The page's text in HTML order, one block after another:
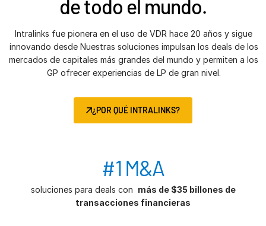
de todo el mundo.
Intralinks fue pionera en el uso de VDR hace 20 años y sigue
innovando desde Nuestras soluciones impulsan los deals de los
mercados de capitales más grandes del mundo y permiten a los
GP ofrecer experiencias de LP de gran nivel.
¿POR QUÉ INTRALINKS?
#1 M&A
soluciones para deals con más de $35 billones de
transacciones financieras